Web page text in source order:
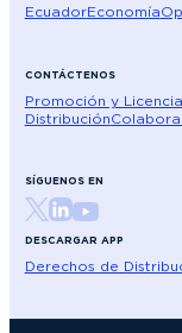
EcuadorEconomía
CONTÁCTENOS
Promoción y
Distribución
SÍGUENOS EN
DESCARGAR APP
Derechos de